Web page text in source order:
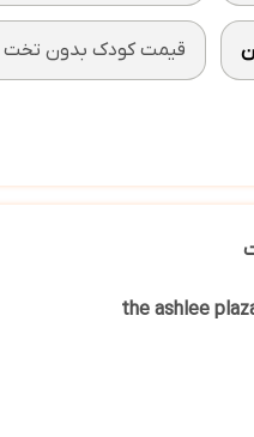
قیمت کودک بدون تخت
the ashlee